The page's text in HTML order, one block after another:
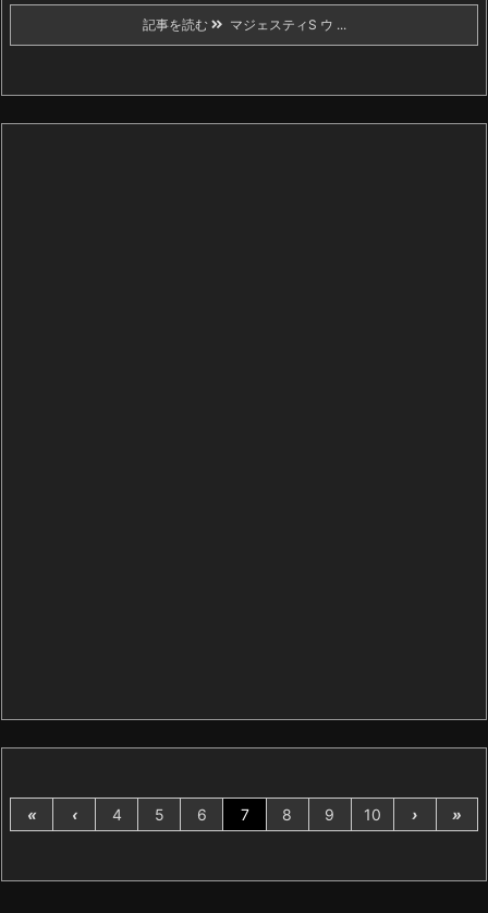
記事を読む マジェスティS ウ ...
« ‹ 4 5 6 7 8 9 10 › »